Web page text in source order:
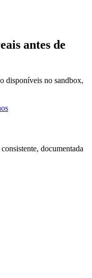
antes de
no sandbox,
documentada